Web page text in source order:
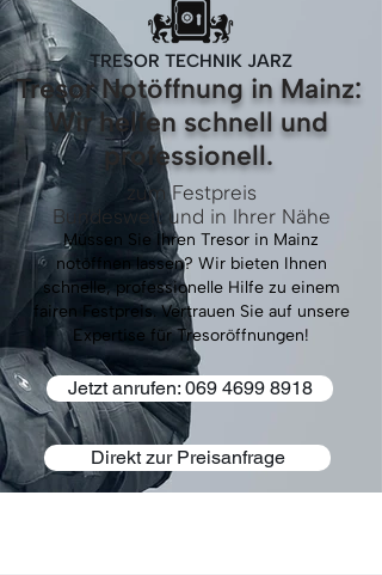
Tresor Notöffnung in Mainz:
Wir helfen schnell und
professionell.
zum Festpreis
Bundesweit und in Ihrer Nähe
Müssen Sie Ihren Tresor in Mainz
notöffnen lassen? Wir bieten Ihnen
schnelle, professionelle Hilfe zu einem
fairen Festpreis. Vertrauen Sie auf unsere
Expertise für Tresoröffnungen!
Jetzt anrufen: 069 4699 8918
TRESOR TECHNIK JARZ
Direkt zur Preisanfrage